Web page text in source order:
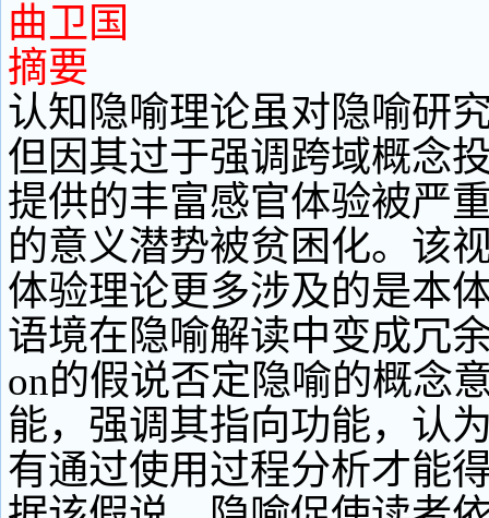
曲卫国
摘要
认知隐喻理论虽对隐喻研
但因其过于强调跨域概念
提供的丰富感官体验被严
的意义潜势被贫困化。该
体验理论更多涉及的是本
语境在隐喻解读中变成冗
on的假说否定隐喻的概念
能，强调其指向功能，认
有通过使用过程分析才能